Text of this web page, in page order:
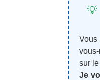
💡
Vous
sur
Je